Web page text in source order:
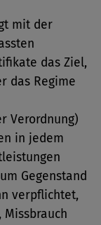
mit der
das Ziel,
das Regime
Verordnung)
in jedem
Gegenstand
verpflichtet,